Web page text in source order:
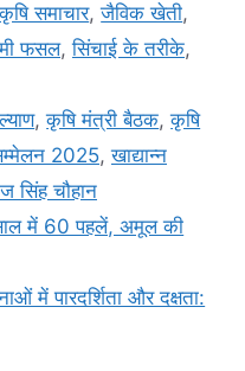
कृषि समाचार,जैविक खेती,
फसल,सिंचाई के तरीके,
,कृषि मंत्री बैठक,कृषि
2025,खाद्यान्न
सिंह चौहान
में 60 पहलें, अमूल की
में पारदर्शिता और दक्षता: